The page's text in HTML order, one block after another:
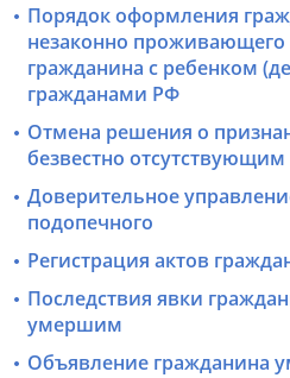
Порядок оформления
незаконно проживающего
гражданина с ребенком
гражданами РФ
Отмена решения о
безвестно отсутствующим
Доверительное
подопечного
Регистрация актов
Последствия явки
умершим
Объявление гражданина